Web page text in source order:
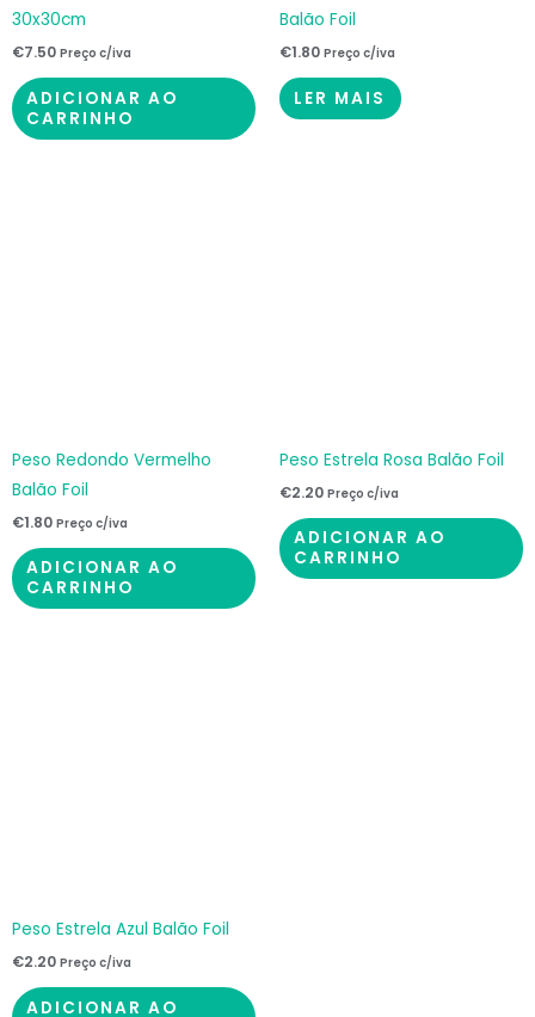
30x30cm
€7.50 Preço c/iva
ADICIONAR AO
CARRINHO
Balão Foil
€1.80 Preço c/iva
LER MAIS
Peso Redondo Vermelho
Balão Foil
€1.80 Preço c/iva
ADICIONAR AO
CARRINHO
Peso Estrela Rosa Balão Foil
€2.20 Preço c/iva
ADICIONAR AO
CARRINHO
Peso Estrela Azul Balão Foil
€2.20 Preço c/iva
ADICIONAR AO